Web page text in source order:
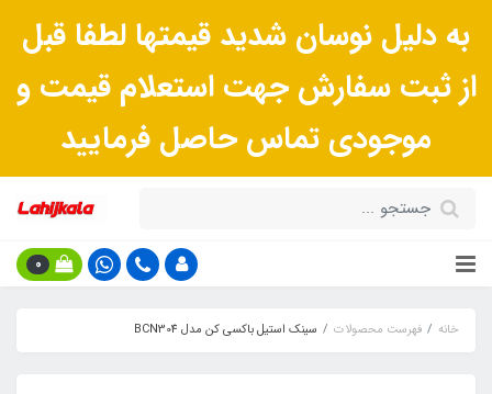
به دلیل نوسان شدید قیمتها لطفا قبل
از ثبت سفارش جهت استعلام قیمت و
موجودی تماس حاصل فرمایید
0
خانه فهرست محصولات سینک استیل باکسی کن مدل BCN304